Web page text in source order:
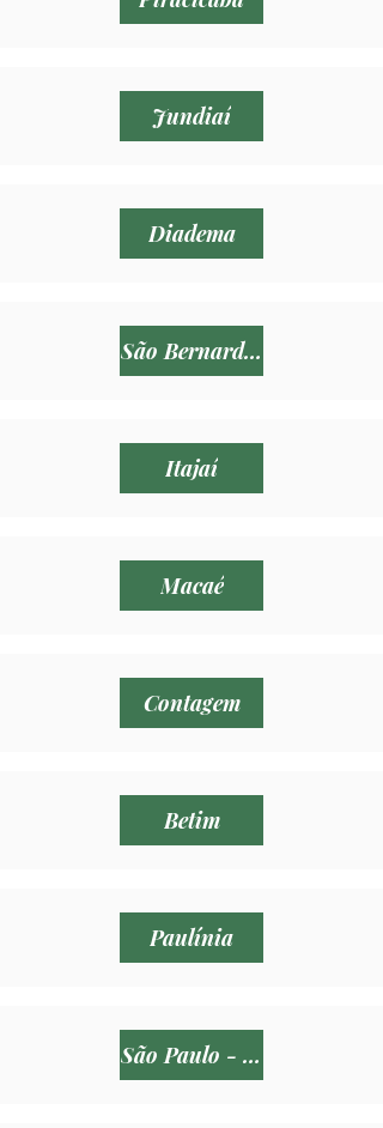
Jundiaí
Diadema
São Bernardo do Campo
Itajaí
Macaé
Contagem
Betim
Paulínia
São Paulo - SP